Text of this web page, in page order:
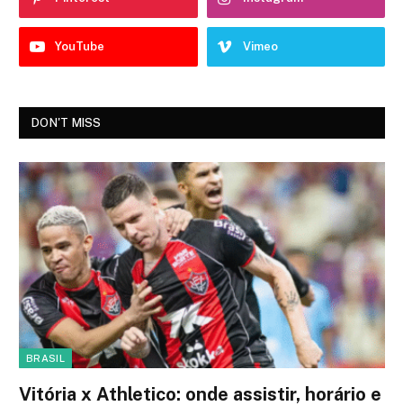
YouTube Vimeo
DON'T MISS
BRASIL
Vitória x Athletico: onde assistir, horário e